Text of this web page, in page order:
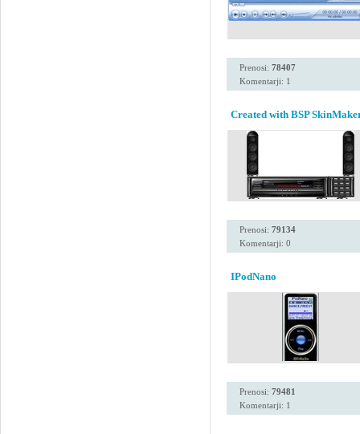
Prenosi: 78407
Komentarji: 1
Created with BSP
Prenosi: 79134
Komentarji: 0
IPodNano
Prenosi: 79481
Komentarji: 1